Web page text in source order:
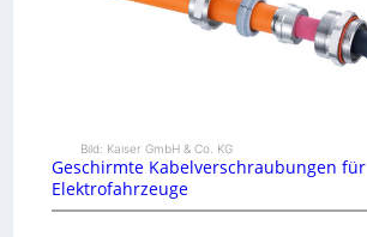
Bild: Kaiser GmbH & Co. KG
Geschirmte Kabelverschraubungen für
Elektrofahrzeuge